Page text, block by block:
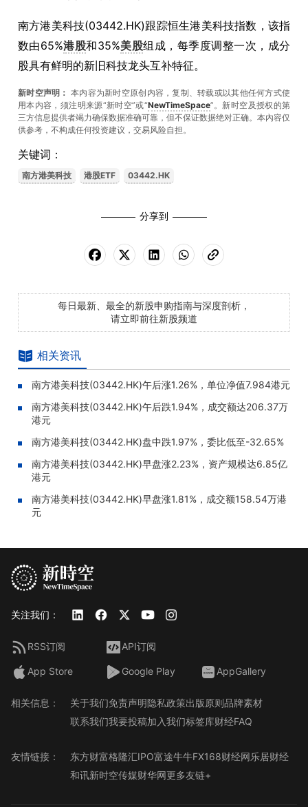
南方港美科技(03442.HK)跟踪恒生港美科技指数，该指
数由65%港股和35%美股组成，每季度调整一次，成分
股具有鲜明的新旧科技龙头互补特征。
新时空声明： 本内容为新时空原创内容，复制、转载或以其他任何方式使
用本内容，须注明来源“新时空”或“NewTimeSpace”。新时空及授权的第
三方信息提供者竭力确保数据准确可靠，但不保证数据绝对正确。本內容仅
供参考，不构成任何投资建议，交易风险自担。
关键词：
南方港美科技 港股ETF 03442.HK
分享到
每日最新、最全的新股申购指南与深度剖析，
请立即前往新股频道
相关资讯
南方港美科技(03442.HK)午后涨1.26%，单位净值7.984港元
南方港美科技(03442.HK)午后跌1.94%，成交额达206.37万
港元
南方港美科技(03442.HK)盘中跌1.97%，委比低至-32.65%
南方港美科技(03442.HK)早盘涨2.23%，资产规模达6.85亿
港元
南方港美科技(03442.HK)早盘涨1.81%，成交额158.54万港
元
关注我们：
RSS订阅 API订阅
App Store Google Play AppGallery
相关信息： 关于我们免责声明隐私政策出版原则品牌素材
联系我们我要投稿加入我们标签库财经FAQ
友情链接： 东方财富格隆汇IPO富途牛牛FX168财经网乐居财经
和讯新时空传媒财华网更多友链+